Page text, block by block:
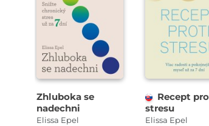
Zhluboka se
nadechni
Elissa Epel
Recept
stresu
Elissa Epel